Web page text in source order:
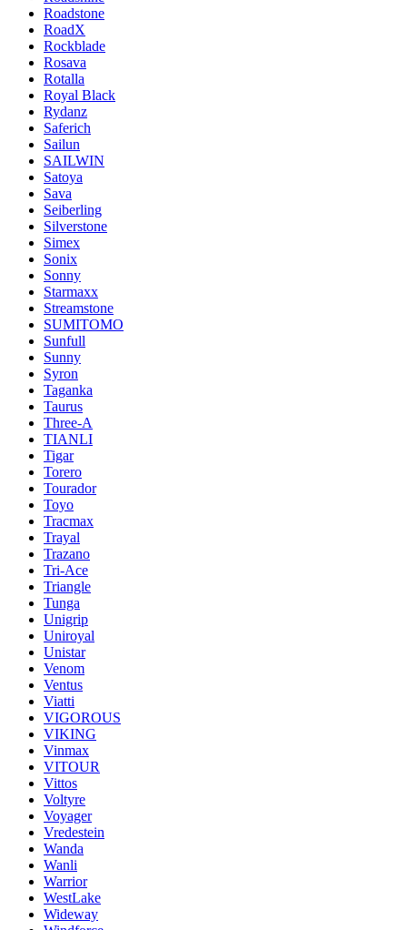
Roadstone
RoadX
Rockblade
Rosava
Rotalla
Royal Black
Rydanz
Saferich
Sailun
SAILWIN
Satoya
Sava
Seiberling
Silverstone
Simex
Sonix
Sonny
Starmaxx
Streamstone
SUMITOMO
Sunfull
Sunny
Syron
Taganka
Taurus
Three-A
TIANLI
Tigar
Torero
Tourador
Toyo
Tracmax
Trayal
Trazano
Tri-Ace
Triangle
Tunga
Unigrip
Uniroyal
Unistar
Venom
Ventus
Viatti
VIGOROUS
VIKING
Vinmax
VITOUR
Vittos
Voltyre
Voyager
Vredestein
Wanda
Wanli
Warrior
WestLake
Wideway